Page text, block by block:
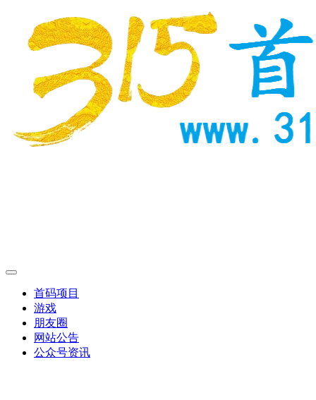
首码项目
游戏
朋友圈
网站公告
公众号资讯